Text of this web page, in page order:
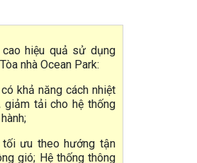
hiệu quả sử dụng
nhà Ocean Park:
khả năng cách nhiệt
giảm tải cho hệ thống
ưu theo hướng tận
gió; Hệ thống thông